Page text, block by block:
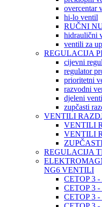
overcentar
hi-lo ventil
RUČNI
hidraulični
ventili za
REGULACIJA
cijevni
regulator
prioritetni
razvodni
djeleni
zupčasti
VENTILI
VENTILI
VENTILI
REGULACIJA
NG6 VENTILI
CETOP 3
CETOP 3
CETOP 3